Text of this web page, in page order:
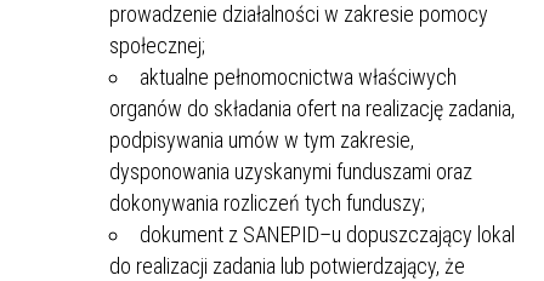
prowadzenie działalności w zakresie pomocy
społecznej;
aktualne pełnomocnictwa właściwych
organów do składania ofert na realizację zadania,
podpisywania umów w tym zakresie,
dysponowania uzyskanymi funduszami oraz
dokonywania rozliczeń tych funduszy;
dokument z SANEPID–u dopuszczający lokal
do realizacji zadania lub potwierdzający, że